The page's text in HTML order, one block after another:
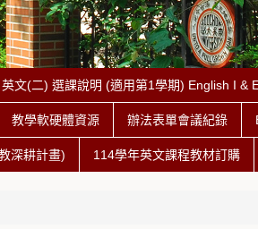
文(二) 選課說明 (適用第1學期) English I &
教學軟硬體資源 辦法表單會議紀錄
深耕計畫) 114學年英文課程教材訂購